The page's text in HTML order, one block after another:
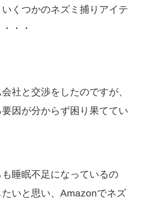
くつかのネズミ捕りアイテ
・・
社と交渉をしたのですが、
因が分からず困り果ててい
睡眠不足になっているの
いと思い、Amazonでネズ